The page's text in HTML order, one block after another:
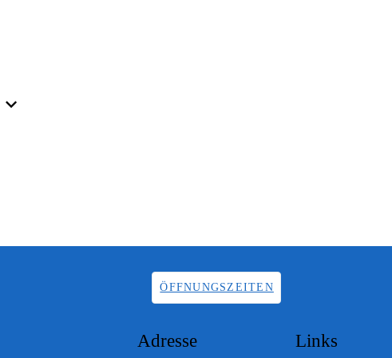
ÖFFNUNGSZEITEN
Adresse Links